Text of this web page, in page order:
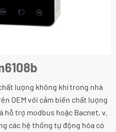
lượng không khí trong nhà
OEM với cảm biến chất lượng
hỗ trợ modbus hoặc Bacnet, v.
các hệ thống tự động hóa có